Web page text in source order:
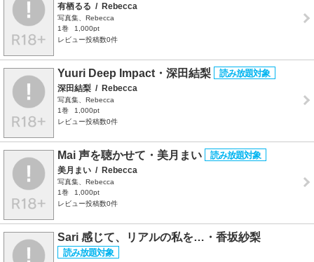
有栖るる / Rebecca
写真集、Rebecca
1巻
1,000pt
レビュー投稿数0件
Yuuri Deep Impact・深田結梨
深田結梨 / Rebecca
写真集、Rebecca
1巻
1,000pt
レビュー投稿数0件
Mai 声を聴かせて・美月まい
美月まい / Rebecca
写真集、Rebecca
1巻
1,000pt
レビュー投稿数0件
Sari 感じて、リアルの私を…・香坂紗梨